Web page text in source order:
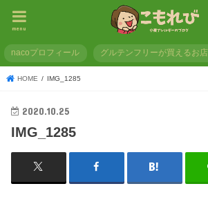
menu
nacoプロフィール グルテンフリーが買えるお店
HOME IMG_1285
2020.10.25
IMG_1285